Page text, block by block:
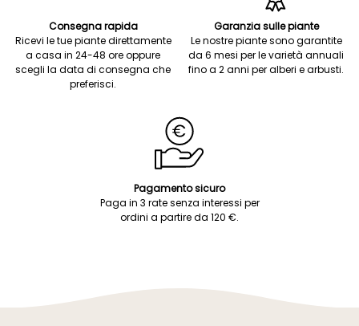
Consegna rapida
Ricevi le tue piante direttamente
a casa in 24-48 ore oppure
scegli la data di consegna che
preferisci.
Garanzia sulle piante
Le nostre piante sono garantite
da 6 mesi per le varietà annuali
fino a 2 anni per alberi e arbusti.
Pagamento sicuro
Paga in 3 rate senza interessi per
ordini a partire da 120 €.